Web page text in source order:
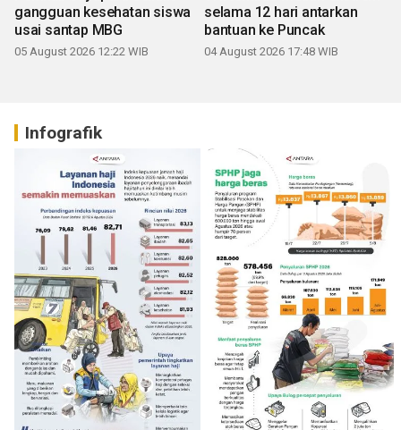
gangguan kesehatan siswa
usai santap MBG
05 August 2026 12:22 WIB
selama 12 hari antarkan
bantuan ke Puncak
04 August 2026 17:48 WIB
Infografik